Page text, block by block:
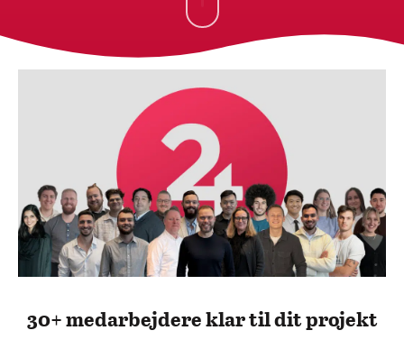
30+ medarbejdere klar til dit projekt